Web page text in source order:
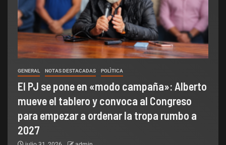
GENERAL NOTAS DESTACADAS POLÌTICA
El PJ se pone en «modo campaña»: Alberto
mueve el tablero y convoca al Congreso
para empezar a ordenar la tropa rumbo a
2027